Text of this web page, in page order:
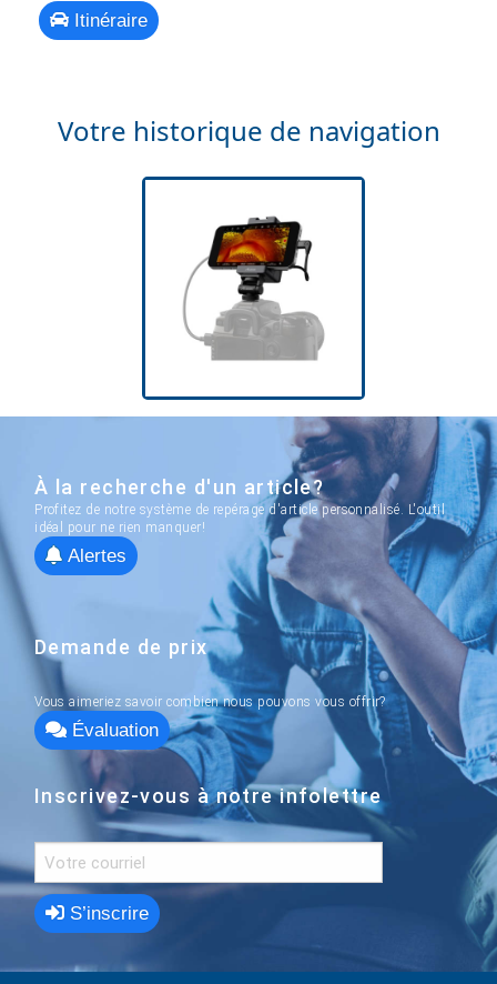
Itinéraire
Votre historique de navigation
À la recherche d'un article?
Profitez de notre système de repérage d'article personnalisé. L'outil
idéal pour ne rien manquer!
Alertes
Demande de prix
Vous aimeriez savoir combien nous pouvons vous offrir?
Évaluation
Inscrivez-vous à notre infolettre
S’inscrire